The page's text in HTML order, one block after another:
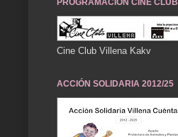
PROGRAMACIÓN CINE CLUB
Cine Club Villena Kakv
ACCIÓN SOLIDARIA 2012/25